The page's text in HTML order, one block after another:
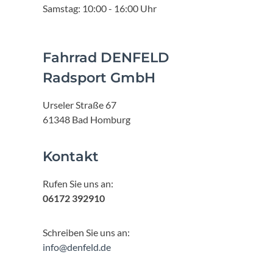
Samstag: 10:00 - 16:00 Uhr
Fahrrad DENFELD
Radsport GmbH
Urseler Straße 67
61348 Bad Homburg
Kontakt
Rufen Sie uns an:
06172 392910
Schreiben Sie uns an:
info@denfeld.de